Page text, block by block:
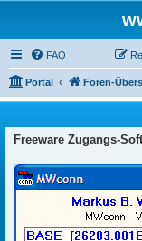
FAQ
Portal Foren-
Freeware Zugangs-